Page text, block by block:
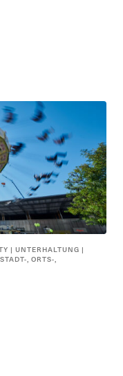
| UNTERHALTUNG |
STADT-, ORTS-,